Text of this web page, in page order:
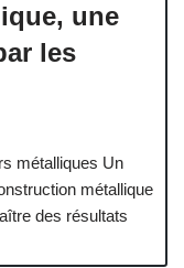
une
les
métalliques Un
métallique
des résultats